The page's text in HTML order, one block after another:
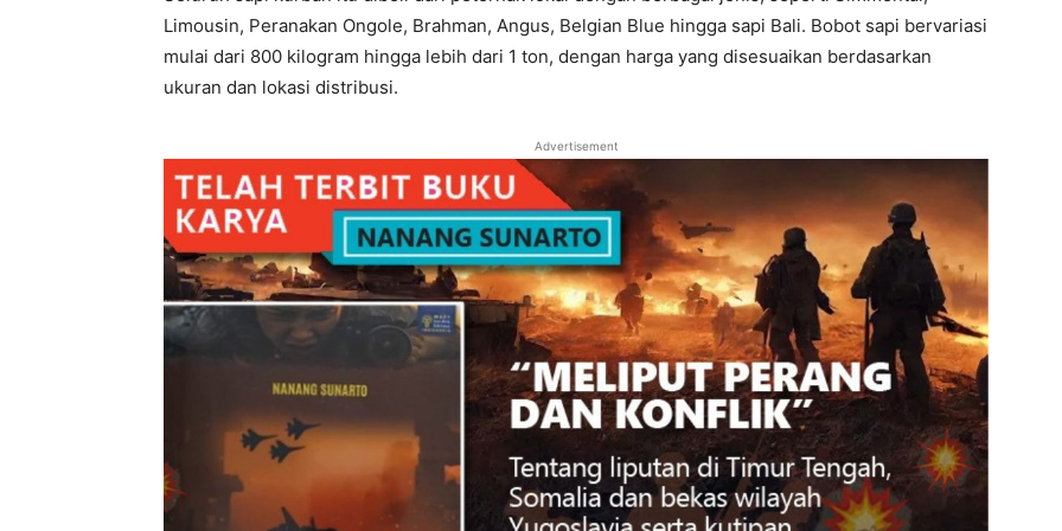
Limousin, Peranakan Ongole, Brahman, Angus, Belgian Blue hingga sapi Bali. Bobot sapi bervariasi
mulai dari 800 kilogram hingga lebih dari 1 ton, dengan harga yang disesuaikan berdasarkan
ukuran dan lokasi distribusi.
Advertisement